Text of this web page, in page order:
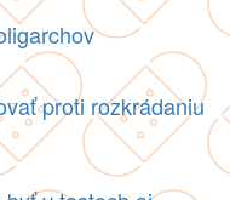
proti rozkrádaniu